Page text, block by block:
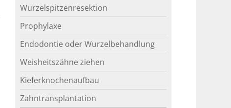
Wurzelspitzenresektion
Prophylaxe
Endodontie oder Wurzelbehandlung
Weisheitszähne ziehen
Kieferknochenaufbau
Zahntransplantation